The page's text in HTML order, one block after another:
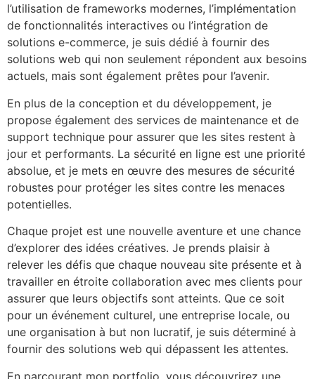
l’utilisation de frameworks modernes, l’implémentation
de fonctionnalités interactives ou l’intégration de
solutions e-commerce, je suis dédié à fournir des
solutions web qui non seulement répondent aux besoins
actuels, mais sont également prêtes pour l’avenir.
En plus de la conception et du développement, je
propose également des services de maintenance et de
support technique pour assurer que les sites restent à
jour et performants. La sécurité en ligne est une priorité
absolue, et je mets en œuvre des mesures de sécurité
robustes pour protéger les sites contre les menaces
potentielles.
Chaque projet est une nouvelle aventure et une chance
d’explorer des idées créatives. Je prends plaisir à
relever les défis que chaque nouveau site présente et à
travailler en étroite collaboration avec mes clients pour
assurer que leurs objectifs sont atteints. Que ce soit
pour un événement culturel, une entreprise locale, ou
une organisation à but non lucratif, je suis déterminé à
fournir des solutions web qui dépassent les attentes.
En parcourant mon portfolio, vous découvrirez une